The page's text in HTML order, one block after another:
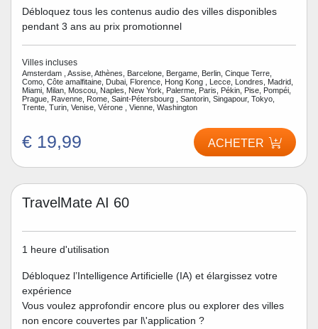
Débloquez tous les contenus audio des villes disponibles
pendant 3 ans au prix promotionnel
Villes incluses
Amsterdam , Assise, Athènes, Barcelone, Bergame, Berlin, Cinque Terre,
Como, Côte amalfitaine, Dubai, Florence, Hong Kong , Lecce, Londres, Madrid,
Miami, Milan, Moscou, Naples, New York, Palerme, Paris, Pékin, Pise, Pompéi,
Prague, Ravenne, Rome, Saint-Pétersbourg , Santorin, Singapour, Tokyo,
Trente, Turin, Venise, Vérone , Vienne, Washington
€ 19,99 ACHETER
TravelMate AI 60
1 heure d'utilisation
Débloquez l’Intelligence Artificielle (IA) et élargissez votre
expérience
Vous voulez approfondir encore plus ou explorer des villes
non encore couvertes par l\'application ?